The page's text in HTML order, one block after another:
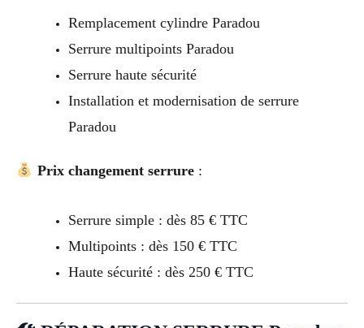
Remplacement cylindre Paradou
Serrure multipoints Paradou
Serrure haute sécurité
Installation et modernisation de serrure
Paradou
Prix changement serrure:
Serrure simple : dès 85 € TTC
Multipoints : dès 150 € TTC
Haute sécurité : dès 250 € TTC